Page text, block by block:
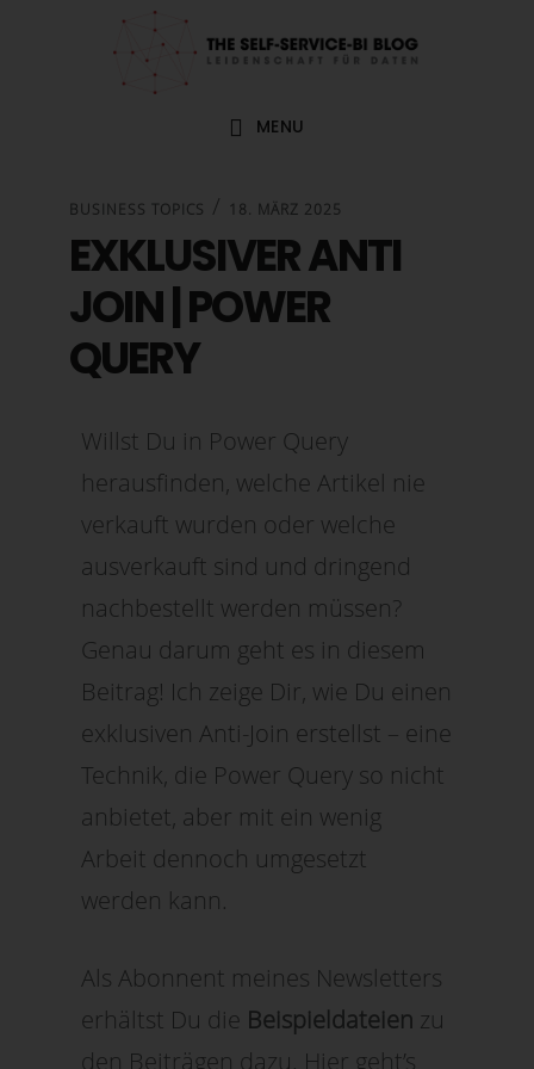
Hauptnavigation
Seitenspalte
MENU
BUSINESS TOPICS / 18. MÄRZ 2025
EXKLUSIVER ANTI
JOIN | POWER
QUERY
Willst Du in Power Query
herausfinden, welche Artikel nie
verkauft wurden oder welche
ausverkauft sind und dringend
nachbestellt werden müssen?
Genau darum geht es in diesem
Beitrag! Ich zeige Dir, wie Du einen
exklusiven Anti-Join erstellst – eine
Technik, die Power Query so nicht
anbietet, aber mit ein wenig
Arbeit dennoch umgesetzt
werden kann.
Als Abonnent meines Newsletters
erhältst Du die Beispieldateien zu
den Beiträgen dazu. Hier geht’s